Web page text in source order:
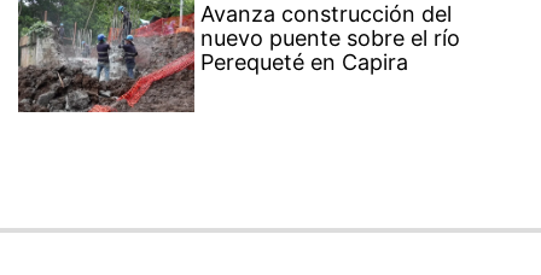
Avanza construcción del
nuevo puente sobre el río
Perequeté en Capira